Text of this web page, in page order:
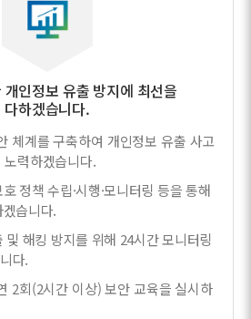
인정보 유출 방지에 최선을
다하겠습니다.
체계를 구축하여 개인정보 유출 사고
력하겠습니다.
정책 수립·시행·모니터링 등을 통해
습니다.
및 해킹 방지를 위해 24시간 모니터링
다.
2회(2시간 이상) 보안 교육을 실시하